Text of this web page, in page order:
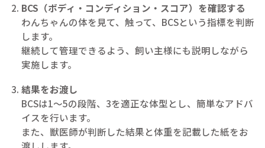
BCS（ボディ・コンディション・スコア）を確認する
わんちゃんの体を見て、触って、BCSという指標を判断
します。
継続して管理できるよう、飼い主様にも説明しながら
実施します。
結果をお渡し
BCSは1～5の段階、3を適正な体型とし、簡単なアドバ
イスを行います。
また、獣医師が判断した結果と体重を記載した紙をお
渡しします。